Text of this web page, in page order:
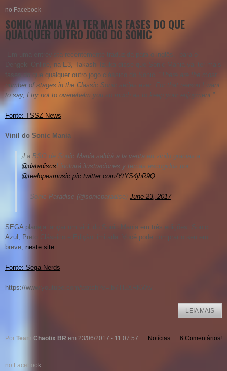
no Facebook
SONIC MANIA VAI TER MAIS FASES DO QUE
QUALQUER OUTRO JOGO DO SONIC
Em uma entrevista recentemente traduzida para o inglês, para o
Dengeki Online, na E3, Takashi Izuka disse que Sonic Mania vai ter mais
fases do que qualquer outro jogo clássico do Sonic. “
There are the most
number of stages in the Classic Sonic series ever. For that reason I want
to say, I try not to overwhelm you so much as to keep your enjoyment.”
Fonte: TSSZ News
Vinil do Sonic Mania
¡La BSO de Sonic Mania saldrá a la venta en vinilo gracias a
@datadiscs! incluirá ilustraciones y temas escogidos por
@teelopesmusic pic.twitter.com/YtYS4jhR9Q
— Sonic Paradise (@sonicparadise) June 23, 2017
SEGA planeja lançar um vinil do Sonic Mania em três edições: Sonic
Azul, Preto Clássico e Edição limitada. Você pode comprar o seu em
breve, neste site
Fonte: Sega Nerds
https://www.youtube.com/watch?v=lb7lH5XRKWw
LEIA MAIS
Por Team Chaotix BR em 23/06/2017 - 11:07:57 Notícias
6 Comentários!
+
no Facebook